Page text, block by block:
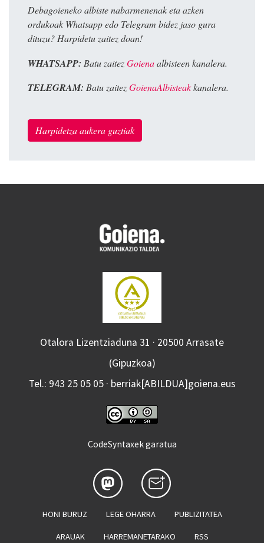
Debagoieneko albiste nabarmenenak eta azken
ordukoak Whatsapp edo Telegram bidez jaso gura
dituzu? Harpidetu zaitez doan!
WHATSAPP: Batu zaitezGoienaalbisteen kanalera.
TELEGRAM: Batu zaitezGoienaAlbisteakkanalera.
Harpidetza aukera guztiak
Otalora Lizentziaduna 31 · 20500 Arrasate
(Gipuzkoa)
Tel.: 943 25 05 05 · berriak[ABILDUA]goiena.eus
CodeSyntaxek garatua
HONI BURUZ LEGE OHARRA PUBLIZITATEA
ARAUAK HARREMANETARAKO RSS